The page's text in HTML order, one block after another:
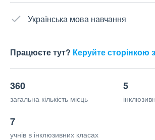
Українська мова навчання
Працюєте тут? Керуйте сторінкою
360
загальна кількість місць
5
7
учнів в інклюзивних класах